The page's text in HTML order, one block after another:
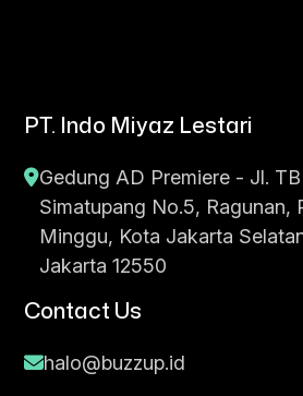
PT. Indo Miyaz Lestari
Gedung AD Premiere - Jl. TB
Simatupang No.5, Ragunan,
Minggu, Kota Jakarta
Jakarta 12550
Contact Us
halo@buzzup.id